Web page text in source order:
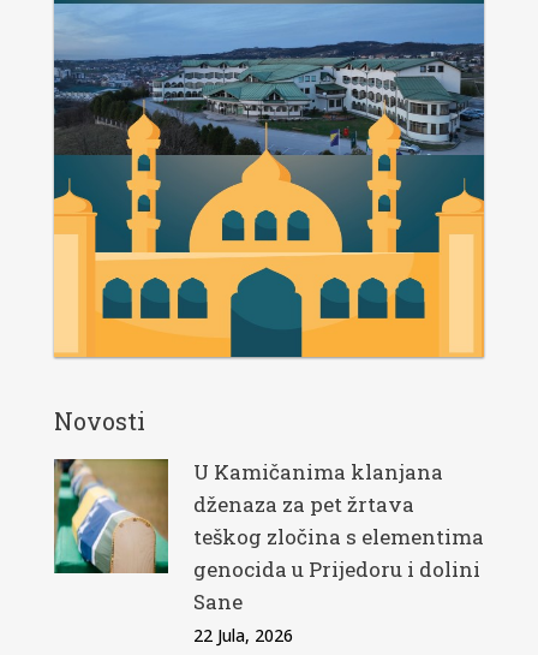
Novosti
U Kamičanima klanjana
dženaza za pet žrtava
teškog zločina s elementima
genocida u Prijedoru i dolini
Sane
22 Jula, 2026